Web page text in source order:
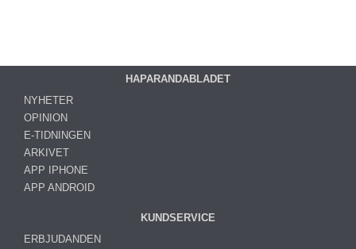
HAPARANDABLADET
NYHETER
OPINION
E-TIDNINGEN
ARKIVET
APP IPHONE
APP ANDROID
KUNDSERVICE
ERBJUDANDEN